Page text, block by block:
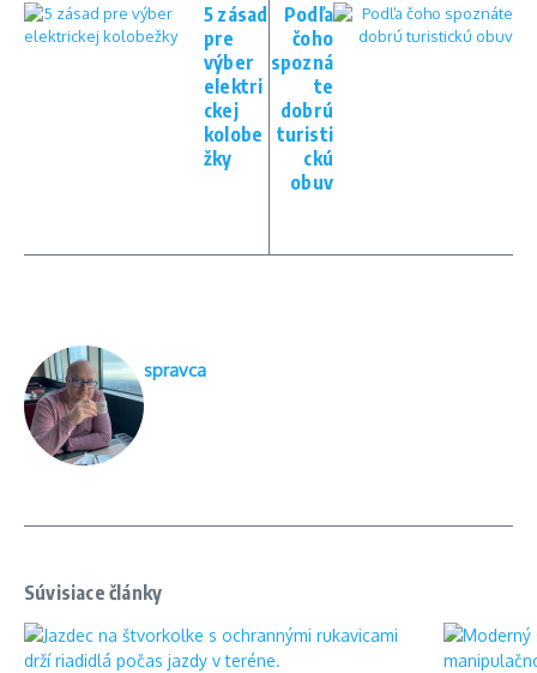
5 zásad
pre
výber
elektri
ckej
kolobe
žky
Podľa
čoho
spozná
te
dobrú
turisti
ckú
obuv
spravca
Súvisiace články